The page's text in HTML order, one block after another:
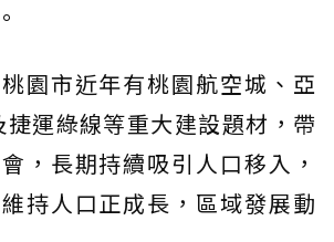
園市近年有桃園航空城、亞
運綠線等重大建設題材，帶
，長期持續吸引人口移入，
持人口正成長，區域發展動